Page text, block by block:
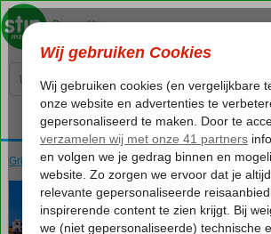
Voelt als thuiskomen...
Griekenland Kreta Kreta Agia Galini